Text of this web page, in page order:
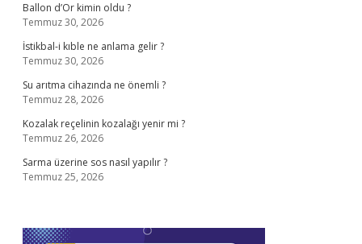
Ballon d’Or kimin oldu ?
Temmuz 30, 2026
İstikbal-i kıble ne anlama gelir ?
Temmuz 30, 2026
Su arıtma cihazında ne önemli ?
Temmuz 28, 2026
Kozalak reçelinin kozalağı yenir mi ?
Temmuz 26, 2026
Sarma üzerine sos nasıl yapılır ?
Temmuz 25, 2026